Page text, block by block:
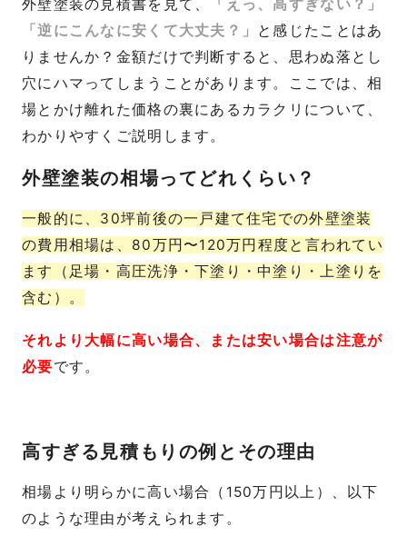
外壁塗装の見積書を見て、
「えっ、高すぎない？」
「逆にこんなに安くて大丈夫？」 と感じたことはあ
りませんか？金額だけで判断すると、思わぬ落とし
穴にハマってしまうことがあります。ここでは、相
場とかけ離れた価格の裏にあるカラクリについて、
わかりやすくご説明します。
外壁塗装の相場ってどれくらい？
一般的に、30坪前後の一戸建て住宅での外壁塗装
の費用相場は、80万円〜120万円程度と言われてい
ます（足場・高圧洗浄・下塗り・中塗り・上塗りを
含む）。
それより大幅に高い場合、または安い場合は注意が
必要です。
高すぎる見積もりの例とその理由
相場より明らかに高い場合（150万円以上）、以下
のような理由が考えられます。